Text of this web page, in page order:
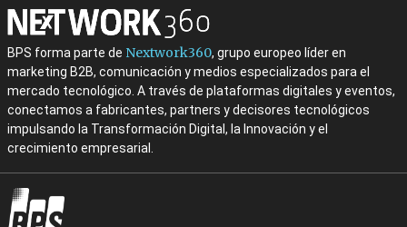
BPS forma parte de Nextwork360, grupo europeo líder en
marketing B2B, comunicación y medios especializados para el
mercado tecnológico. A través de plataformas digitales y eventos,
conectamos a fabricantes, partners y decisores tecnológicos
impulsando la Transformación Digital, la Innovación y el
crecimiento empresarial.